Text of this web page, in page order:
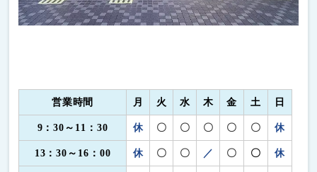
営業時間 月 火 水 木 金 土 日
9：30～11：30 休 〇 〇 〇 〇 〇 休
13：30～16：00 休 〇 〇 ／ 〇 〇 休